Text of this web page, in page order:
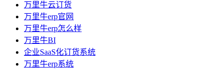
万里牛云订货
万里牛erp官网
万里牛erp怎么样
万里牛BI
企业SaaS化订货系统
万里牛erp系统